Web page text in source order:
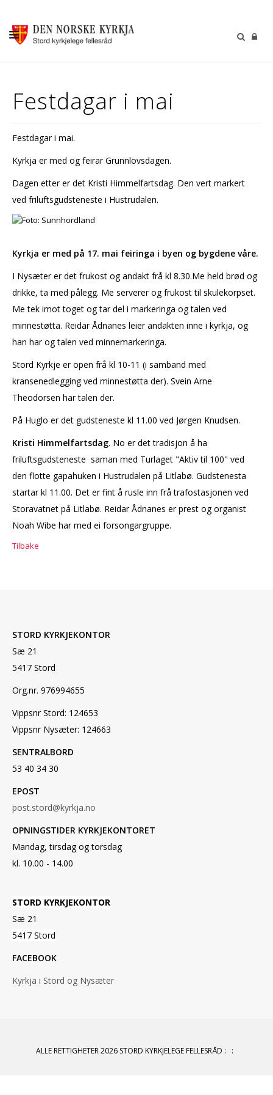
GUDSTENESTER
BARN OG UNGDOM
SOKNERÅDA
KONTAKT OSS
Festdagar i mai
Festdagar i mai.
Kyrkja er med og feirar Grunnlovsdagen.
Dagen etter er det Kristi Himmelfartsdag. Den vert markert
ved friluftsgudsteneste i Hustrudalen.
Kyrkja er med på 17. mai feiringa i byen og bygdene våre.
I Nysæter er det frukost og andakt frå kl 8.30.Me held brød og
drikke, ta med pålegg. Me serverer og frukost til skulekorpset.
Me tek imot toget og tar del i markeringa og talen ved
minnestøtta. Reidar Ådnanes leier andakten inne i kyrkja, og
han har og talen ved minnemarkeringa.
Stord Kyrkje er open frå kl 10-11 (i samband med
kransenedlegging ved minnestøtta der). Svein Arne
Theodorsen har talen der.
På Huglo er det gudsteneste kl 11.00 ved Jørgen Knudsen.
Kristi Himmelfartsdag. No er det tradisjon å ha
friluftsgudsteneste saman med Turlaget "Aktiv til 100" ved
den flotte gapahuken i Hustrudalen på Litlabø. Gudstenesta
startar kl 11.00. Det er fint å rusle inn frå trafostasjonen ved
Storavatnet på Litlabø. Reidar Ådnanes er prest og organist
Noah Wibe har med ei forsongargruppe.
Tilbake
STORD KYRKJEKONTOR
Sæ 21
5417 Stord
Org.nr. 976994655
Vippsnr Stord: 124653
Vippsnr Nysæter: 124663
SENTRALBORD
53 40 34 30
EPOST
post.stord@kyrkja.no
OPNINGSTIDER KYRKJEKONTORET
Mandag, tirsdag og torsdag
kl. 10.00 - 14.00
STORD KYRKJEKONTOR
Sæ 21
5417 Stord
FACEBOOK
Kyrkja i Stord og Nysæter
ALLE RETTIGHETER 2026 STORD KYRKJELEGE FELLESRÅD : :